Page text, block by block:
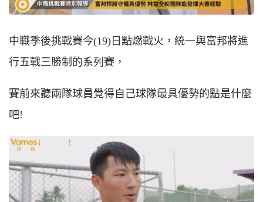
中職季後挑戰賽今(19)日點燃戰火，統一與富邦將進
行五戰三勝制的系列賽，
賽前來聽兩隊球員覺得自己球隊最具優勢的點是什麼
吧!